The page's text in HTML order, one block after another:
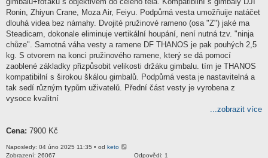
Ronin, Zhiyun Crane, Moza Air, Feiyu. Podpůrná vesta umožňuije natáčet
dlouhá videa bez námahy. Dvojité pružinové rameno (osa "Z") jaké ma
Steadicam, dokonale eliminuje vertikální houpání, není nutná tzv. "ninja
chůze". Samotná váha vesty a ramene DF THANOS je pak pouhých 2,5
kg. S otvorem na konci pružinového ramene, který se dá pomocí
zaoblené základky přizpůsobit velikosti držáku gimbalu. tím je THANOS
kompatibilní s širokou škálou gimbalů. Podpůrná vesta je nastavitelná a
tak sedí různým typům uživatelů. Přední část vesty je vyrobena z
vysoce kvalitní
...zobrazit více
Cena: 7900 Kč
Naposledy: 04 úno 2025 11:35 • od keto
Odpovědi: 1
Zobrazení: 26067